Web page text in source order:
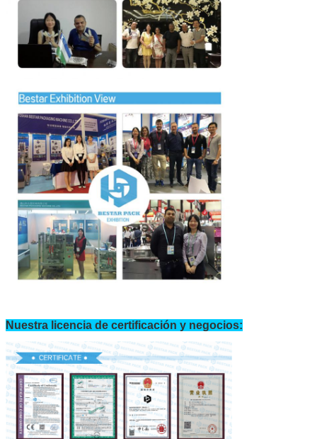
Nuestra licencia de certificación y negocios: